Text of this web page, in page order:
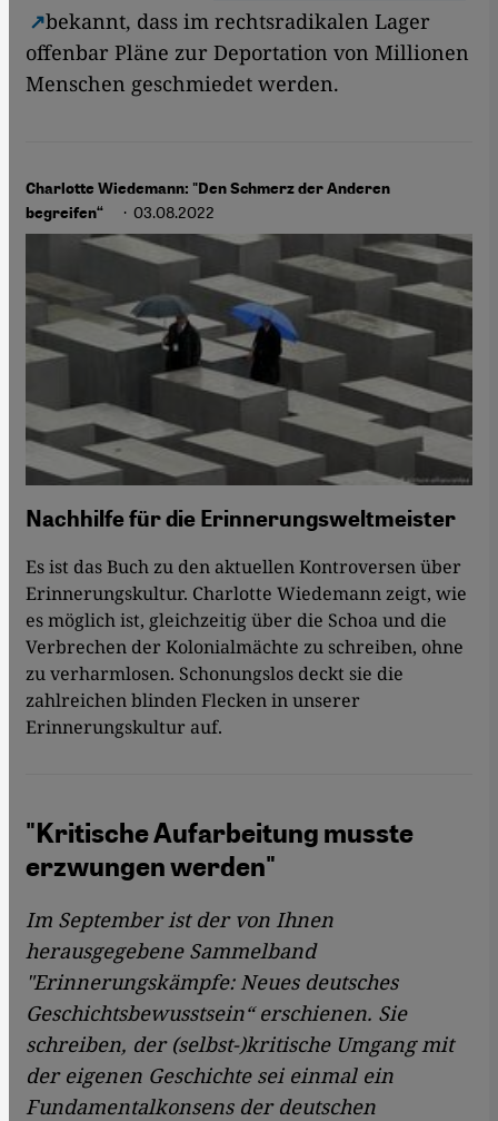
bekannt, dass im rechtsradikalen Lager
offenbar Pläne zur Deportation von Millionen
Menschen geschmiedet werden.
Charlotte Wiedemann: "Den Schmerz der Anderen
begreifen“
· 03.08.2022
Nachhilfe für die Erinnerungsweltmeister
Es ist das Buch zu den aktuellen Kontroversen über
Erinnerungskultur. Charlotte Wiedemann zeigt, wie
es möglich ist, gleichzeitig über die Schoa und die
Verbrechen der Kolonialmächte zu schreiben, ohne
zu verharmlosen. Schonungslos deckt sie die
zahlreichen blinden Flecken in unserer
Erinnerungskultur auf.
"Kritische Aufarbeitung musste
erzwungen werden"
Im September ist der von Ihnen
herausgegebene Sammelband
"Erinnerungskämpfe: Neues deutsches
Geschichtsbewusstsein“ erschienen. Sie
schreiben, der (selbst-)kritische Umgang mit
der eigenen Geschichte sei einmal ein
Fundamentalkonsens der deutschen